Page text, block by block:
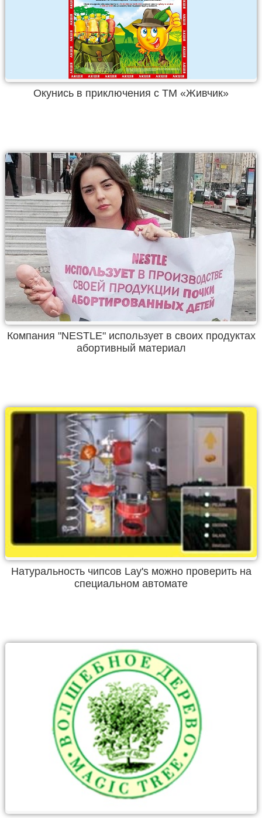
Окунись в приключения с ТМ «Живчик»
Компания "NESTLE" использует в своих продуктах
абортивный материал
Натуральность чипсов Lay's можно проверить на
специальном автомате